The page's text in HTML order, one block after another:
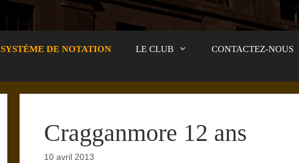
SYSTÈME DE NOTATION LE CLUB CONTACTEZ-NOUS
Cragganmore 12 ans
10 avril 2013